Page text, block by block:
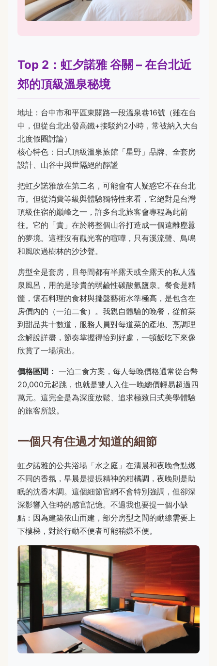
Top 2：虹夕諾雅 谷關 – 在台北近
郊的頂級溫泉秘境
地址：台中市和平區東關路一段溫泉巷16號（雖在台
中，但從台北出發高鐵+接駁約2小時，常被納入大台
北度假圈討論）
核心特色：日式頂級溫泉旅館「星野」品牌、全套房
設計、山谷中與世隔絕的靜謐
把虹夕諾雅放在第二名，可能會有人疑惑它不在台北
市。但從消費等級與體驗獨特性來看，它絕對是台灣
頂級住宿的巔峰之一，許多台北旅客會專程為此前
往。它的「貴」在於將整個山谷打造成一個遠離塵囂
的夢境。這裡沒有觀光客的喧嘩，只有溪流聲、鳥鳴
和風吹過樹林的沙沙聲。
房型全是套房，且每間都有半露天或全露天的私人溫
泉風呂，用的是珍貴的弱鹼性碳酸氫鹽泉。餐食是精
髓，懷石料理的食材與擺盤藝術水準極高，是包含在
房價內的（一泊二食）。我親自體驗的晚餐，從前菜
到甜品共十數道，服務人員對每道菜的產地、烹調理
念解說詳盡，節奏掌握得恰到好處，一頓飯吃下來像
欣賞了一場演出。
價格區間： 一泊二食方案，每人每晚價格通常從台幣
20,000元起跳，也就是雙人入住一晚總價輕易超過四
萬元。這完全是為深度放鬆、追求極致日式美學體驗
的旅客所設。
一個只有住過才知道的細節
虹夕諾雅的公共浴場「水之庭」在清晨和夜晚會點燃
不同的香氛，早晨是提振精神的柑橘調，夜晚則是助
眠的沈香木調。這個細節官網不會特別強調，但卻深
深影響入住時的感官記憶。不過我也要提一個小缺
點：因為建築依山而建，部分房型之間的動線需要上
下樓梯，對於行動不便者可能稍嫌不便。